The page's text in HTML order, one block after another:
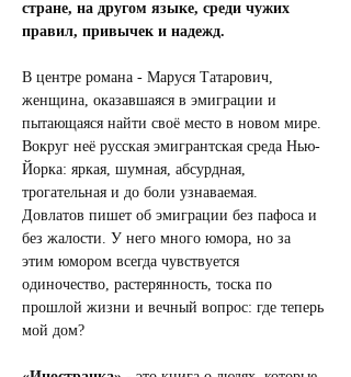
стране, на другом языке, среди чужих
правил, привычек и надежд.
В центре романа - Маруся Татарович,
женщина, оказавшаяся в эмиграции и
пытающаяся найти своё место в новом мире.
Вокруг неё русская эмигрантская среда Нью-
Йорка: яркая, шумная, абсурдная,
трогательная и до боли узнаваемая.
Довлатов пишет об эмиграции без пафоса и
без жалости. У него много юмора, но за
этим юмором всегда чувствуется
одиночество, растерянность, тоска по
прошлой жизни и вечный вопрос: где теперь
мой дом?